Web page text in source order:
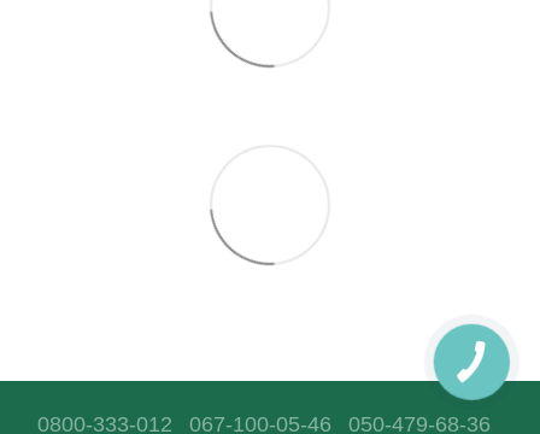
0800-333-012 067-100-05-46 050-479-68-36